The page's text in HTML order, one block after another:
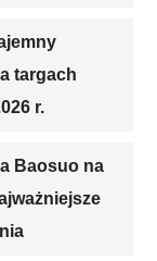
targach
r.
Baosuo na